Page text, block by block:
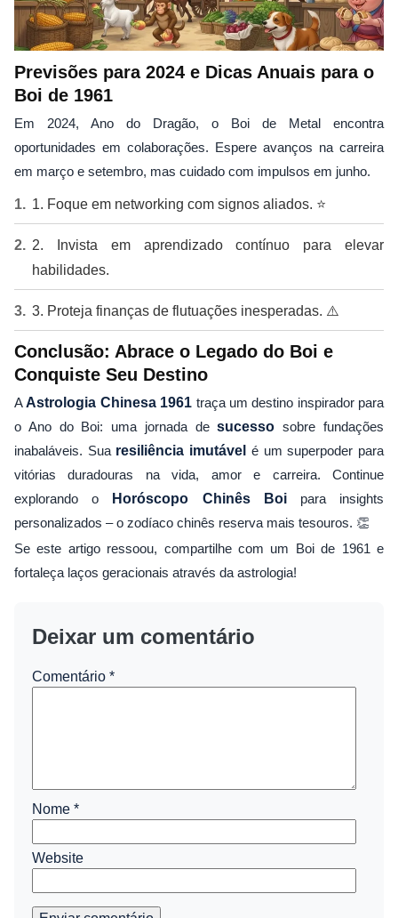
Previsões para 2024 e Dicas Anuais para o
Boi de 1961
Em 2024, Ano do Dragão, o Boi de Metal encontra
oportunidades em colaborações. Espere avanços na carreira
em março e setembro, mas cuidado com impulsos em junho.
1. Foque em networking com signos aliados. ⭐
2. Invista em aprendizado contínuo para elevar
habilidades.
3. Proteja finanças de flutuações inesperadas. ⚠️
Conclusão: Abrace o Legado do Boi e
Conquiste Seu Destino
AAstrologia Chinesa 1961 traça um destino inspirador para
o Ano do Boi: uma jornada desucesso sobre fundações
inabaláveis. Sua resiliência imutável é um superpoder para
vitórias duradouras na vida, amor e carreira. Continue
explorando o
Horóscopo Chinês Boipara insights
personalizados – o zodíaco chinês reserva mais tesouros. 👏
Se este artigo ressoou, compartilhe com um Boi de 1961 e
fortaleça laços geracionais através da astrologia!
Deixar um comentário
Comentário *
Nome *
Website